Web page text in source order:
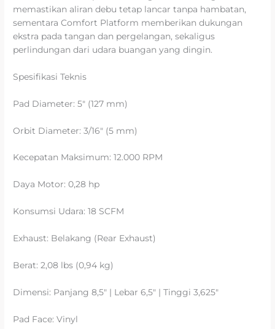
memastikan aliran debu tetap lancar tanpa hambatan,
sementara Comfort Platform memberikan dukungan
ekstra pada tangan dan pergelangan, sekaligus
perlindungan dari udara buangan yang dingin.
Spesifikasi Teknis
Pad Diameter: 5″ (127 mm)
Orbit Diameter: 3/16″ (5 mm)
Kecepatan Maksimum: 12.000 RPM
Daya Motor: 0,28 hp
Konsumsi Udara: 18 SCFM
Exhaust: Belakang (Rear Exhaust)
Berat: 2,08 lbs (0,94 kg)
Dimensi: Panjang 8,5″ | Lebar 6,5″ | Tinggi 3,625″
Pad Face: Vinyl